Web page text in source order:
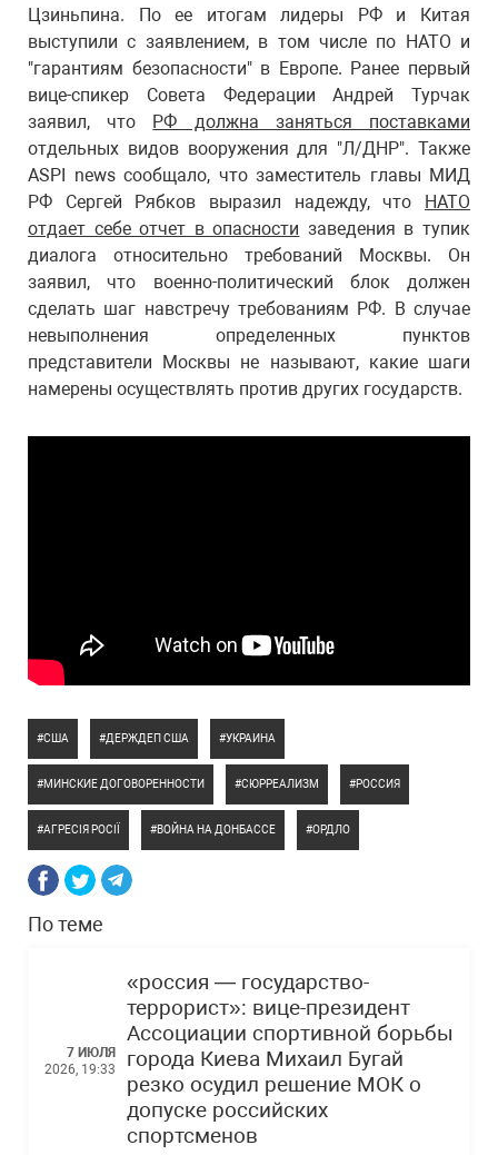
Цзиньпина. По ее итогам лидеры РФ и Китая
выступили с заявлением, в том числе по НАТО и
"гарантиям безопасности" в Европе. Ранее первый
вице-спикер Совета Федерации Андрей Турчак
заявил, что РФ должна заняться поставками
отдельных видов вооружения для "Л/ДНР". Также
ASPI news сообщало, что заместитель главы МИД
РФ Сергей Рябков выразил надежду, что НАТО
отдает себе отчет в опасности заведения в тупик
диалога относительно требований Москвы. Он
заявил, что военно-политический блок должен
сделать шаг навстречу требованиям РФ. В случае
невыполнения определенных пунктов
представители Москвы не называют, какие шаги
намерены осуществлять против других государств.
США ДЕРЖДЕП США УКРАИНА
МИНСКИЕ ДОГОВОРЕННОСТИ СЮРРЕАЛИЗМ РОССИЯ
АГРЕСІЯ РОСІЇ ВОЙНА НА ДОНБАССЕ ОРДЛО
По теме
7 ИЮЛЯ
2026, 19:33
«россия — государство-
террорист»: вице-президент
Ассоциации спортивной борьбы
города Киева Михаил Бугай
резко осудил решение МОК о
допуске российских
спортсменов